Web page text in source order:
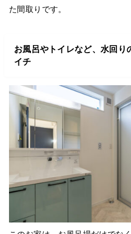
た間取りです。
お風呂やトイレなど、水回り
イチ